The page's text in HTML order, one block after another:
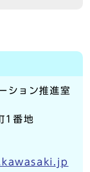
ション推進室
1番地